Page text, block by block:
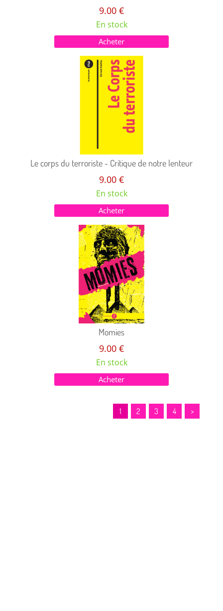
9.00 €
En stock
Acheter
Le corps du terroriste - Critique de notre lenteur
9.00 €
En stock
Acheter
Momies
9.00 €
En stock
Acheter
1 2 3 4 >